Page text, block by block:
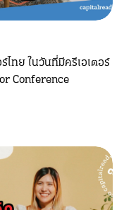
ไทย ในวันที่มีครีเอเตอร์
Conference